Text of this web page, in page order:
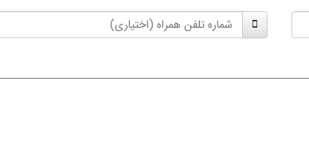
شماره
تلفن